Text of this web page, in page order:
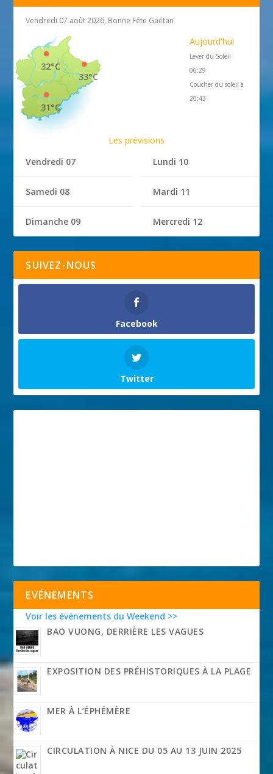
Vendredi 07 août 2026, Bonne Fête Gaétan
33°C
32°C
31°C
Aujourd'hui
Lever du Soleil
06:29
Coucher du soleil à
20:43
Les prévisions
Vendredi 07
Samedi 08
Dimanche 09
Lundi 10
Mardi 11
Mercredi 12
SUIVEZ-NOUS
Facebook
Twitter
EVÉNEMENTS
Voir les événements du Weekend >>
BAO VUONG, DERRIÈRE LES VAGUES
EXPOSITION DES PRÉHISTORIQUES À LA PLAGE
MER À L’ÉPHÉMÈRE
CIRCULATION À NICE DU 05 AU 13 JUIN 2025